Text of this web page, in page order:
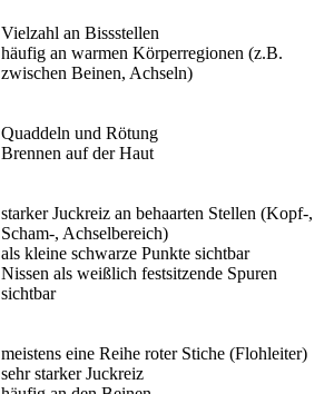
Vielzahl an Bissstellen
häufig an warmen Körperregionen (z.B.
zwischen Beinen, Achseln)
Quaddeln und Rötung
Brennen auf der Haut
starker Juckreiz an behaarten Stellen (Kopf-,
Scham-, Achselbereich)
als kleine schwarze Punkte sichtbar
Nissen als weißlich festsitzende Spuren
sichtbar
meistens eine Reihe roter Stiche (Flohleiter)
sehr starker Juckreiz